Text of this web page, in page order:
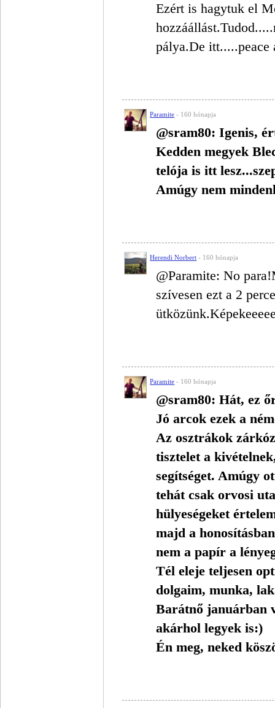
Ezért is hagytuk el
pálya.De itt.....peace
Paramite - 160 hónapja
@sram80: Igenis,
Kedden megyek
telója is itt
Amúgy nem
Herendi Norbert - 160 hónapja
@Paramite: No
szívesen ezt a 2
Paramite - 160 hónapja
@sram80: Hát, ez
Jó arcok ezek a
Az osztrákok
tisztelet a
segítséget. Amúgy
tehát csak orvosi
hülyeségeket
majd a
nem a papír a
Tél eleje teljesen
dolgaim, munka,
Barátnő januárban
akárhol legyek is:)
Én meg, neked